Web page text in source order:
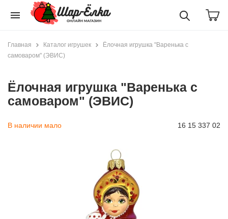
menu
Главная Каталог игрушек
Ёлочная игрушка "Варенька с
самоваром" (ЭВИС)
Ёлочная игрушка "Варенька с
самоваром" (ЭВИС)
В наличии мало 16 15 337 02